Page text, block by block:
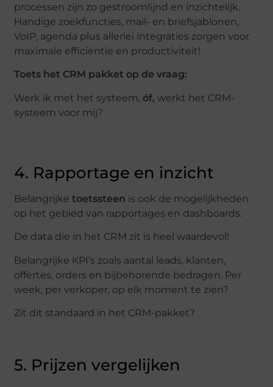
processen zijn zo gestroomlijnd en inzichtelijk.
Handige zoekfuncties, mail- en briefsjablonen,
VoIP, agenda plus allerlei integraties zorgen voor
maximale efficiëntie en productiviteit!
Toets het CRM pakket op de vraag:
Werk ik met het systeem, óf,werkt het CRM-
systeem voor mij?
4. Rapportage en inzicht
Belangrijketoetssteen is ook de mogelijkheden
op het gebied van rapportages en dashboards.
De data die in het CRM zit is heel waardevol!
Belangrijke KPI’s zoals aantal leads, klanten,
offertes, orders en bijbehorende bedragen. Per
week, per verkoper, op elk moment te zien?
Zit dit standaard in het CRM-pakket?
5. Prijzen vergelijken